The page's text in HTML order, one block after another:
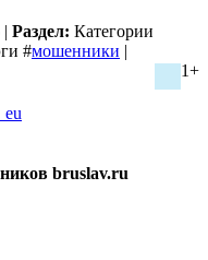
| Раздел: Категории
#мошенники |
1+
bruslav.ru